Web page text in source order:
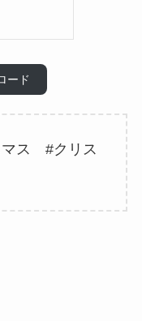
ード
ス #クリス